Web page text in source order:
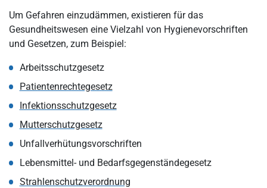
Um Gefahren einzudämmen, existieren für das
Gesundheitswesen eine Vielzahl von Hygienevorschriften
und Gesetzen, zum Beispiel:
Arbeitsschutzgesetz
Patientenrechtegesetz
Infektionsschutzgesetz
Mutterschutzgesetz
Unfallverhütungsvorschriften
Lebensmittel- und Bedarfsgegenständegesetz
Strahlenschutzverordnung